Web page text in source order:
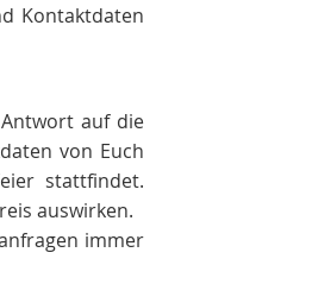
Kontaktdaten
auf die
von Euch
stattfindet.
auswirken.
immer